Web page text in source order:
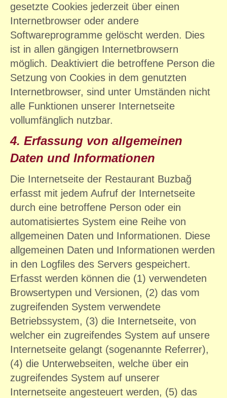
gesetzte Cookies jederzeit über einen
Internetbrowser oder andere
Softwareprogramme gelöscht werden. Dies
ist in allen gängigen Internetbrowsern
möglich. Deaktiviert die betroffene Person die
Setzung von Cookies in dem genutzten
Internetbrowser, sind unter Umständen nicht
alle Funktionen unserer Internetseite
vollumfänglich nutzbar.
4. Erfassung von allgemeinen
Daten und Informationen
Die Internetseite der Restaurant Buzbağ
erfasst mit jedem Aufruf der Internetseite
durch eine betroffene Person oder ein
automatisiertes System eine Reihe von
allgemeinen Daten und Informationen. Diese
allgemeinen Daten und Informationen werden
in den Logfiles des Servers gespeichert.
Erfasst werden können die (1) verwendeten
Browsertypen und Versionen, (2) das vom
zugreifenden System verwendete
Betriebssystem, (3) die Internetseite, von
welcher ein zugreifendes System auf unsere
Internetseite gelangt (sogenannte Referrer),
(4) die Unterwebseiten, welche über ein
zugreifendes System auf unserer
Internetseite angesteuert werden, (5) das